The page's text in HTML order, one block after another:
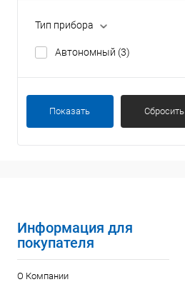
Тип прибора
Автономный (3)
Показать Сбросить
Информация для
покупателя
О Компании